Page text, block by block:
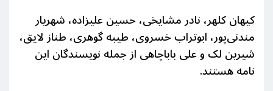
کیهان کلهر، نادر مشایخی، حسین علیزاده، شهریار
مندنی‌پور، ابوتراب خسروی، طیبه گوهری، طناز لایق،
شیرین لک و علی باباچاهی از جمله نویسندگان این
نامه هستند.